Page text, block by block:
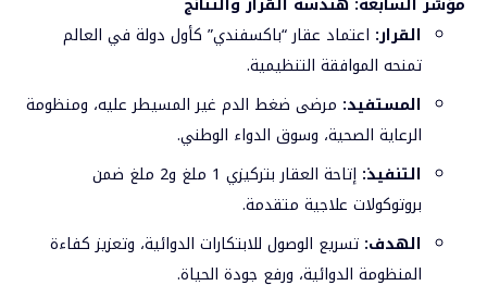
القرار: اعتماد عقار “باكسفندي” كأول دولة في العالم
تمنحه الموافقة التنظيمية.
المستفيد: مرضى ضغط الدم غير المسيطر عليه، ومنظومة
الرعاية الصحية، وسوق الدواء الوطني.
التنفيذ:
إتاحة العقار بتركيزي 1 ملغ و2 ملغ ضمن
بروتوكولات علاجية متقدمة.
الهدف: تسريع الوصول للابتكارات الدوائية، وتعزيز كفاءة
المنظومة الدوائية، ورفع جودة الحياة.